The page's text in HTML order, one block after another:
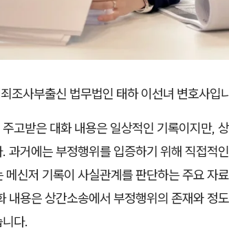
조사부출신 법무법인 태하 이선녀 변호사입
고받은 대화 내용은 일상적인 기록이지만,
과거에는 부정행위를 입증하기 위해 직접적
메신저 기록이 사실관계를 판단하는 주요 자
내용은 상간소송에서 부정행위의 존재와 정
다.